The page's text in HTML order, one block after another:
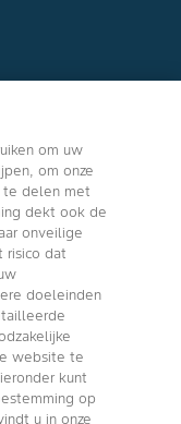
om uw
om onze
delen met
dekt ook de
onveilige
risico dat
doeleinden
website te
kunt
op
u in onze